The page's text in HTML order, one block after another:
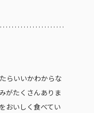
らいいかわからな
がたくさんありま
おいしく食べてい